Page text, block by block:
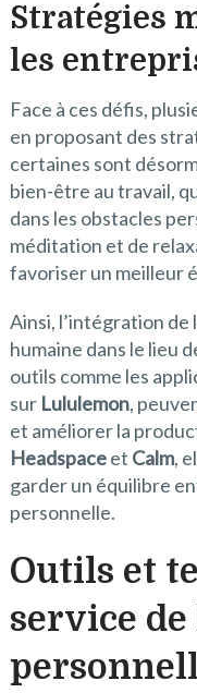
Stratégies
les
Face à ces défis,
en proposant des
certaines sont
bien-être au travail,
dans les obstacles
méditation et de
favoriser un meilleur
Ainsi, l’intégration
humaine dans le lieu
outils comme les
sur Lululemon,
et améliorer la
Headspaceet Calm,
garder un équilibre
personnelle.
Outils et
service